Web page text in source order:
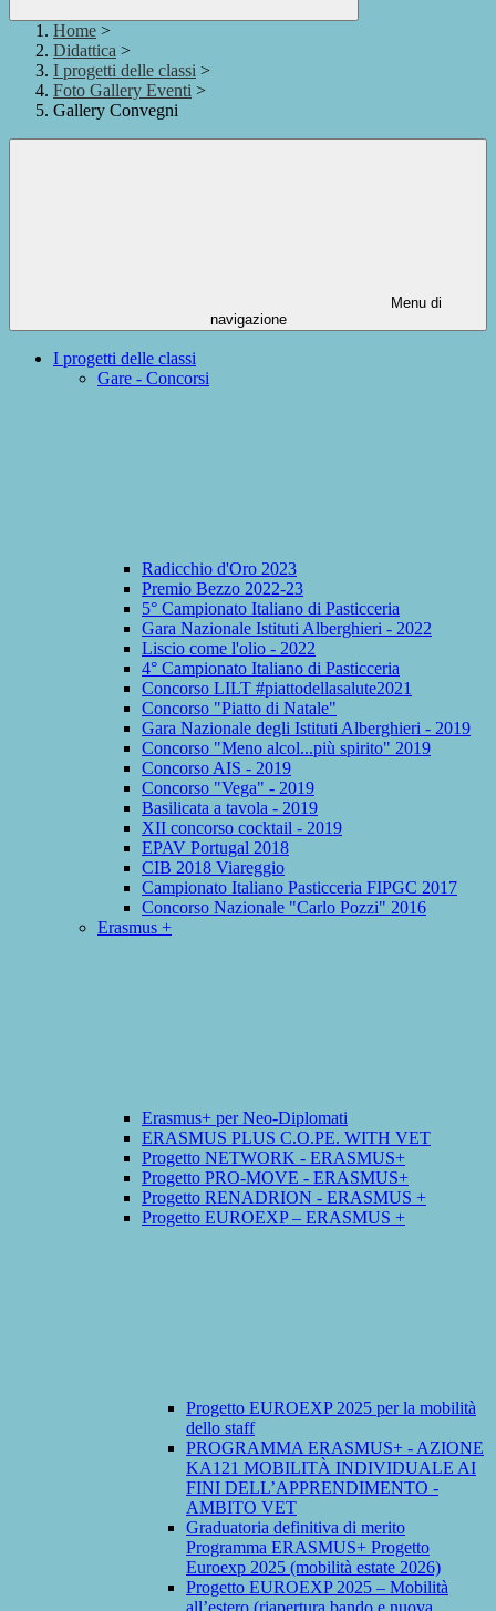
Home >
Didattica >
I progetti delle classi >
Foto Gallery Eventi >
Gallery Convegni
Menu di
navigazione
I progetti delle classi
Gare - Concorsi
Radicchio d'Oro 2023
Premio Bezzo 2022-23
5° Campionato Italiano di Pasticceria
Gara Nazionale Istituti Alberghieri - 2022
Liscio come l'olio - 2022
4° Campionato Italiano di Pasticceria
Concorso LILT #piattodellasalute2021
Concorso "Piatto di Natale"
Gara Nazionale degli Istituti Alberghieri - 2019
Concorso "Meno alcol...più spirito" 2019
Concorso AIS - 2019
Concorso "Vega" - 2019
Basilicata a tavola - 2019
XII concorso cocktail - 2019
EPAV Portugal 2018
CIB 2018 Viareggio
Campionato Italiano Pasticceria FIPGC 2017
Concorso Nazionale "Carlo Pozzi" 2016
Erasmus +
Erasmus+ per Neo-Diplomati
ERASMUS PLUS C.O.PE. WITH VET
Progetto NETWORK - ERASMUS+
Progetto PRO-MOVE - ERASMUS+
Progetto RENADRION - ERASMUS +
Progetto EUROEXP – ERASMUS +
Progetto EUROEXP 2025 per la mobilità
dello staff
PROGRAMMA ERASMUS+ - AZIONE
KA121 MOBILITÀ INDIVIDUALE AI
FINI DELL’APPRENDIMENTO -
AMBITO VET
Graduatoria definitiva di merito
Programma ERASMUS+ Progetto
Euroexp 2025 (mobilità estate 2026)
Progetto EUROEXP 2025 – Mobilità